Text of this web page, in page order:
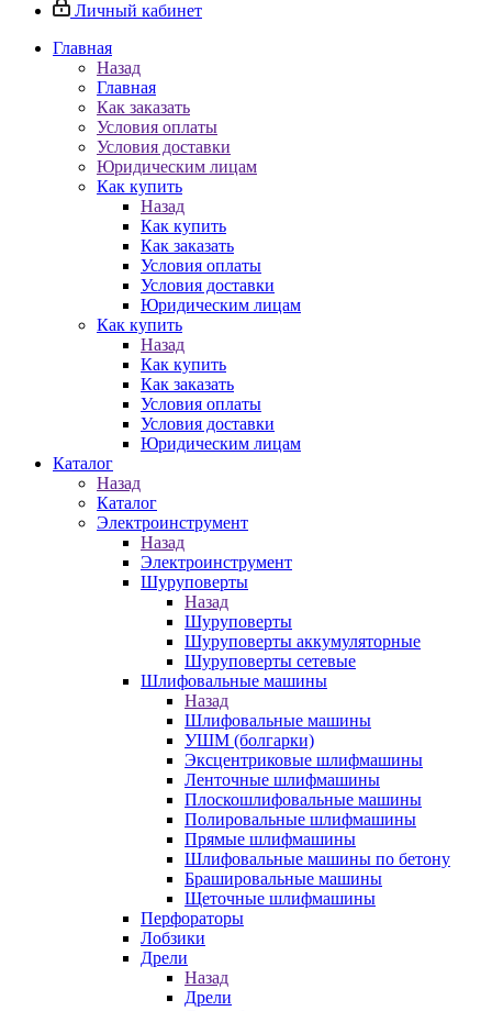
Личный кабинет
Главная
Назад
Главная
Как заказать
Условия оплаты
Условия доставки
Юридическим лицам
Как купить
Назад
Как купить
Как заказать
Условия оплаты
Условия доставки
Юридическим лицам
Как купить
Назад
Как купить
Как заказать
Условия оплаты
Условия доставки
Юридическим лицам
Каталог
Назад
Каталог
Электроинструмент
Назад
Электроинструмент
Шуруповерты
Назад
Шуруповерты
Шуруповерты аккумуляторные
Шуруповерты сетевые
Шлифовальные машины
Назад
Шлифовальные машины
УШМ (болгарки)
Эксцентриковые шлифмашины
Ленточные шлифмашины
Плоскошлифовальные машины
Полировальные шлифмашины
Прямые шлифмашины
Шлифовальные машины по бетону
Брашировальные машины
Щеточные шлифмашины
Перфораторы
Лобзики
Дрели
Назад
Дрели